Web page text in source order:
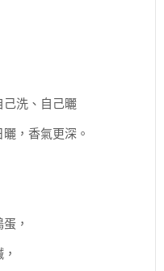
洗、自己曬
，香氣更深。
，